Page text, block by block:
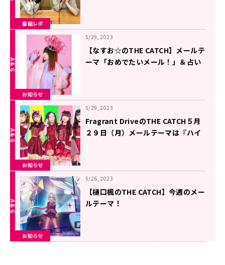
番組レポ
お知らせ
5/29, 2023
【なすお☆のTHE CATCH】メールテ
ーマ「おめでたいメール！」＆占い
お知らせ
5/29, 2023
Fragrant DriveのTHE CATCH５月
２９日（月）メールテーマは『ハイ
お知らせ
5/26, 2023
【樋口楓のTHE CATCH】今週のメー
ルテーマ！